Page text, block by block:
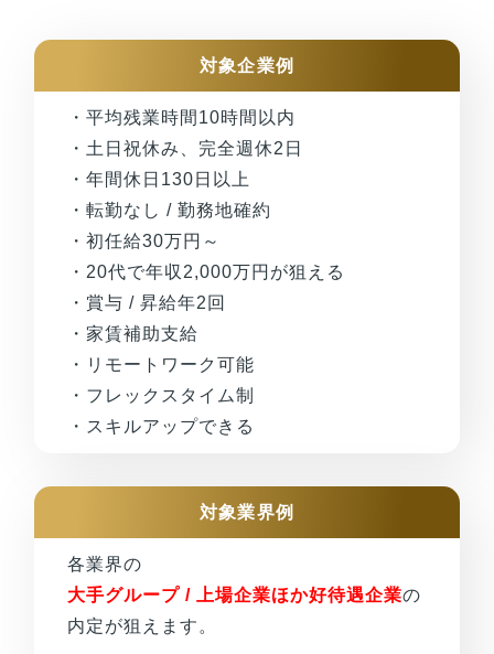
対象企業例
・平均残業時間10時間以内
・土日祝休み、完全週休2日
・年間休日130日以上
・転勤なし / 勤務地確約
・初任給30万円～
・20代で年収2,000万円が狙える
・賞与 / 昇給年2回
・家賃補助支給
・リモートワーク可能
・フレックスタイム制
・スキルアップできる
対象業界例
各業界の
大手グループ / 上場企業ほか好待遇企業の
内定が狙えます。